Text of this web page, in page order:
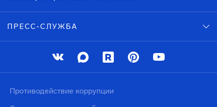
ПРЕСС-СЛУЖБА
Противодействие коррупции